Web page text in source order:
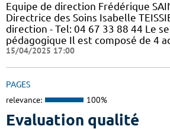
Equipe de direction Frédérique
Directrice des Soins Isabelle
direction - Tel: 04 67 33 88 44 Le
pédagogique Il est composé de 4
15/04/2025 17:00
PAGES
relevance: 100%
Evaluation qualité